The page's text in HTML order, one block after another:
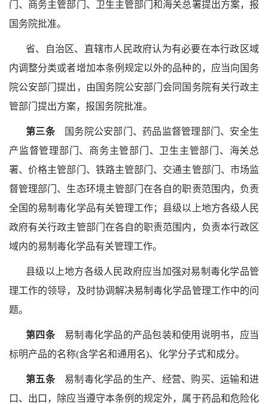
门、商务主管部门、卫生主管部门和海关总署提出方案，报
国务院批准。
省、自治区、直辖市人民政府认为有必要在本行政区域
内调整分类或者增加本条例规定以外的品种的，应当向国务
院公安部门提出，由国务院公安部门会同国务院有关行政主
管部门提出方案，报国务院批准。
第三条国务院公安部门、药品监督管理部门、安全生
产监督管理部门、商务主管部门、卫生主管部门、海关总
署、价格主管部门、铁路主管部门、交通主管部门、市场监
督管理部门、生态环境主管部门在各自的职责范围内，负责
全国的易制毒化学品有关管理工作；县级以上地方各级人民
政府有关行政主管部门在各自的职责范围内，负责本行政区
域内的易制毒化学品有关管理工作。
县级以上地方各级人民政府应当加强对易制毒化学品管
理工作的领导，及时协调解决易制毒化学品管理工作中的问
题。
第四条易制毒化学品的产品包装和使用说明书，应当
标明产品的名称(含学名和通用名)、化学分子式和成分。
第五条易制毒化学品的生产、经营、购买、运输和进
口、出口，除应当遵守本条例的规定外，属于药品和危险化